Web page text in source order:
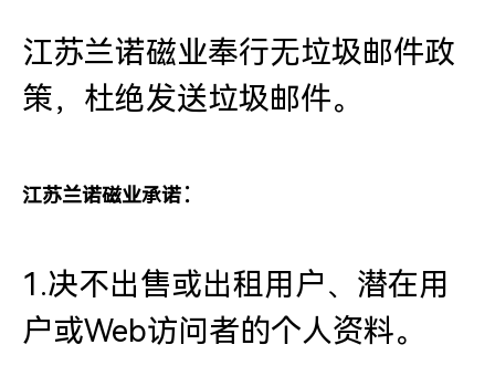
江苏兰诺磁业奉行无垃圾邮件政
策，杜绝发送垃圾邮件。
江苏兰诺磁业承诺：
1.决不出售或出租用户、潜在用
户或Web访问者的个人资料。